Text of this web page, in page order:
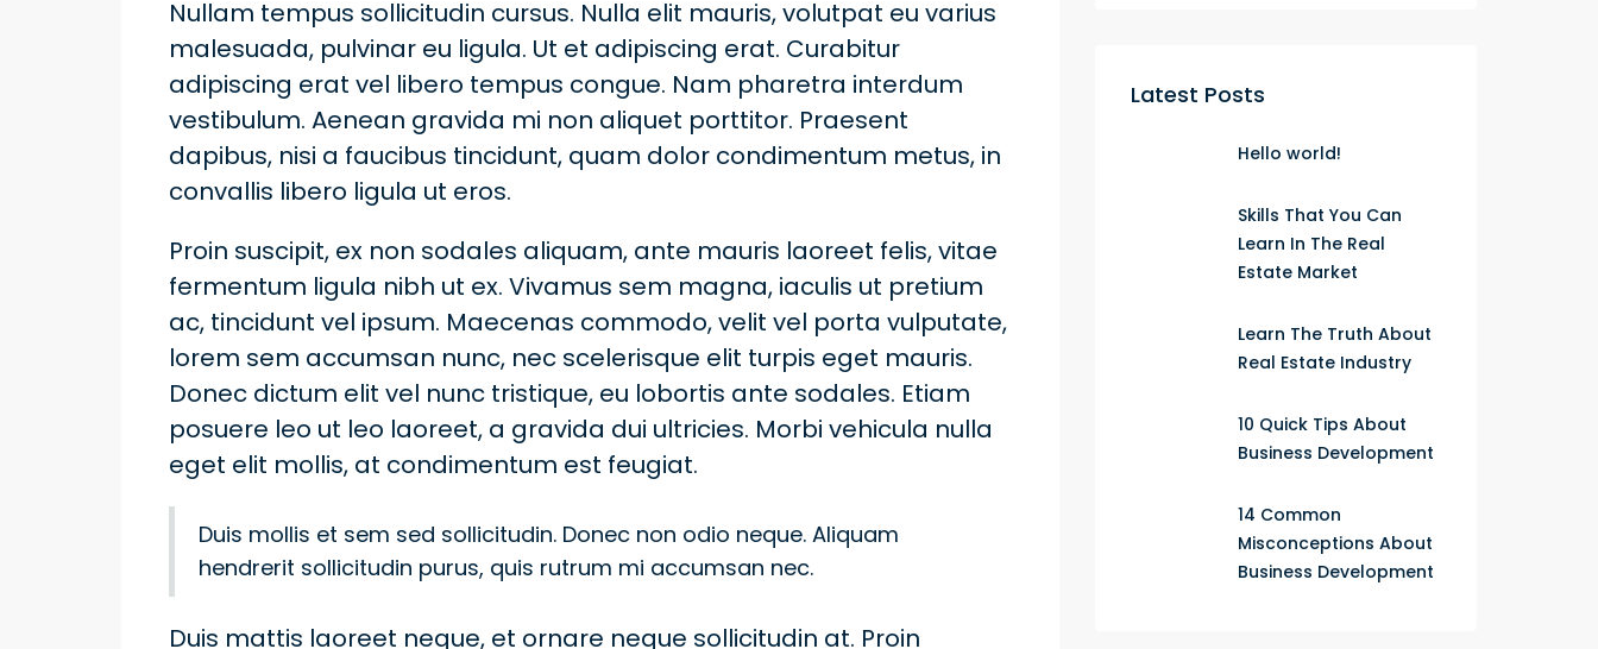
Nullam tempus sollicitudin cursus. Nulla elit mauris, volutpat eu varius
malesuada, pulvinar eu ligula. Ut et adipiscing erat. Curabitur
adipiscing erat vel libero tempus congue. Nam pharetra interdum
vestibulum. Aenean gravida mi non aliquet porttitor. Praesent
dapibus, nisi a faucibus tincidunt, quam dolor condimentum metus, in
convallis libero ligula ut eros.
Proin suscipit, ex non sodales aliquam, ante mauris laoreet felis, vitae
fermentum ligula nibh ut ex. Vivamus sem magna, iaculis ut pretium
ac, tincidunt vel ipsum. Maecenas commodo, velit vel porta vulputate,
lorem sem accumsan nunc, nec scelerisque elit turpis eget mauris.
Donec dictum elit vel nunc tristique, eu lobortis ante sodales. Etiam
posuere leo ut leo laoreet, a gravida dui ultricies. Morbi vehicula nulla
eget elit mollis, at condimentum est feugiat.
Duis mollis et sem sed sollicitudin. Donec non odio neque. Aliquam
hendrerit sollicitudin purus, quis rutrum mi accumsan nec.
Duis mattis laoreet neque, et ornare neque sollicitudin at. Proin
Latest Posts
Hello world!
Skills That You Can
Learn In The Real
Estate Market
Learn The Truth About
Real Estate Industry
10 Quick Tips About
Business Development
14 Common
Misconceptions About
Business Development